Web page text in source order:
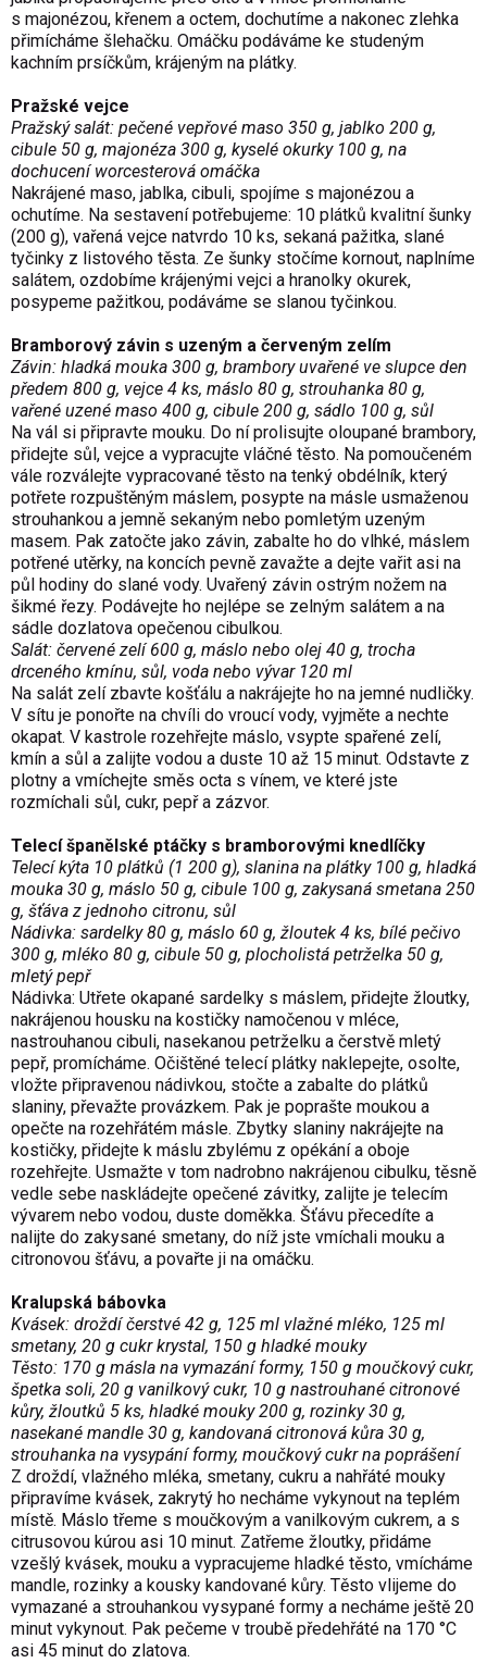
s majonézou, křenem a octem, dochutíme a nakonec zlehka
přimícháme šlehačku. Omáčku podáváme ke studeným
kachním prsíčkům, krájeným na plátky.
Pražské vejce
Pražský salát: pečené vepřové maso 350 g, jablko 200 g,
cibule 50 g, majonéza 300 g, kyselé okurky 100 g, na
dochucení worcesterová omáčka
Nakrájené maso, jablka, cibuli, spojíme s majonézou a
ochutíme. Na sestavení potřebujeme: 10 plátků kvalitní šunky
(200 g), vařená vejce natvrdo 10 ks, sekaná pažitka, slané
tyčinky z listového těsta. Ze šunky stočíme kornout, naplníme
salátem, ozdobíme krájenými vejci a hranolky okurek,
posypeme pažitkou, podáváme se slanou tyčinkou.
Bramborový závin s uzeným a červeným zelím
Závin: hladká mouka 300 g, brambory uvařené ve slupce den
předem 800 g, vejce 4 ks, máslo 80 g, strouhanka 80 g,
vařené uzené maso 400 g, cibule 200 g, sádlo 100 g, sůl
Na vál si připravte mouku. Do ní prolisujte oloupané brambory,
přidejte sůl, vejce a vypracujte vláčné těsto. Na pomoučeném
vále rozválejte vypracované těsto na tenký obdélník, který
potřete rozpuštěným máslem, posypte na másle usmaženou
strouhankou a jemně sekaným nebo pomletým uzeným
masem. Pak zatočte jako závin, zabalte ho do vlhké, máslem
potřené utěrky, na koncích pevně zavažte a dejte vařit asi na
půl hodiny do slané vody. Uvařený závin ostrým nožem na
šikmé řezy. Podávejte ho nejlépe se zelným salátem a na
sádle dozlatova opečenou cibulkou.
Salát: červené zelí 600 g, máslo nebo olej 40 g, trocha
drceného kmínu, sůl, voda nebo vývar 120 ml
Na salát zelí zbavte košťálu a nakrájejte ho na jemné nudličky.
V sítu je ponořte na chvíli do vroucí vody, vyjměte a nechte
okapat. V kastrole rozehřejte máslo, vsypte spařené zelí,
kmín a sůl a zalijte vodou a duste 10 až 15 minut. Odstavte z
plotny a vmíchejte směs octa s vínem, ve které jste
rozmíchali sůl, cukr, pepř a zázvor.
Telecí španělské ptáčky s bramborovými knedlíčky
Telecí kýta 10 plátků (1 200 g), slanina na plátky 100 g, hladká
mouka 30 g, máslo 50 g, cibule 100 g, zakysaná smetana 250
g, šťáva z jednoho citronu, sůl
Nádivka: sardelky 80 g, máslo 60 g, žloutek 4 ks, bílé pečivo
300 g, mléko 80 g, cibule 50 g, plocholistá petrželka 50 g,
mletý pepř
Nádivka: Utřete okapané sardelky s máslem, přidejte žloutky,
nakrájenou housku na kostičky namočenou v mléce,
nastrouhanou cibuli, nasekanou petrželku a čerstvě mletý
pepř, promícháme. Očištěné telecí plátky naklepejte, osolte,
vložte připravenou nádivkou, stočte a zabalte do plátků
slaniny, převažte provázkem. Pak je poprašte moukou a
opečte na rozehřátém másle. Zbytky slaniny nakrájejte na
kostičky, přidejte k máslu zbylému z opékání a oboje
rozehřejte. Usmažte v tom nadrobno nakrájenou cibulku, těsně
vedle sebe naskládejte opečené závitky, zalijte je telecím
vývarem nebo vodou, duste doměkka. Šťávu přecedíte a
nalijte do zakysané smetany, do níž jste vmíchali mouku a
citronovou šťávu, a povařte ji na omáčku.
Kralupská bábovka
Kvásek: droždí čerstvé 42 g, 125 ml vlažné mléko, 125 ml
smetany, 20 g cukr krystal, 150 g hladké mouky
Těsto: 170 g másla na vymazání formy, 150 g moučkový cukr,
špetka soli, 20 g vanilkový cukr, 10 g nastrouhané citronové
kůry, žloutků 5 ks, hladké mouky 200 g, rozinky 30 g,
nasekané mandle 30 g, kandovaná citronová kůra 30 g,
strouhanka na vysypání formy, moučkový cukr na poprášení
Z droždí, vlažného mléka, smetany, cukru a nahřáté mouky
připravíme kvásek, zakrytý ho necháme vykynout na teplém
místě. Máslo třeme s moučkovým a vanilkovým cukrem, a s
citrusovou kúrou asi 10 minut. Zatřeme žloutky, přidáme
vzešlý kvásek, mouku a vypracujeme hladké těsto, vmícháme
mandle, rozinky a kousky kandované kůry. Těsto vlijeme do
vymazané a strouhankou vysypané formy a necháme ještě 20
minut vykynout. Pak pečeme v troubě předehřáté na 170 °C
asi 45 minut do zlatova.